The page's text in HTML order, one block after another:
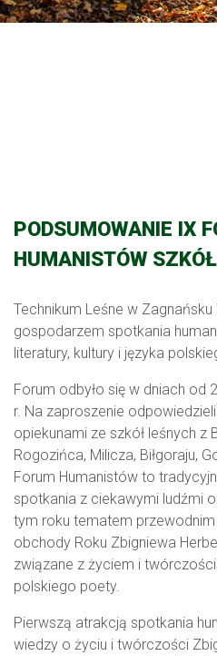
PODSUMOWANIE IX
HUMANISTÓW
Technikum Leśne w Zagnańsku
gospodarzem spotkania
literatury, kultury i języka
Forum odbyło się w dniach od
r. Na zaproszenie
opiekunami ze szkół leśnych z
Rogozińca, Milicza, Biłgoraju,
Forum Humanistów to
spotkania z ciekawymi ludźmi
tym roku tematem
obchody Roku Zbigniewa
związane z życiem i
polskiego poety.
Pierwszą atrakcją spotkania
wiedzy o życiu i twórczości